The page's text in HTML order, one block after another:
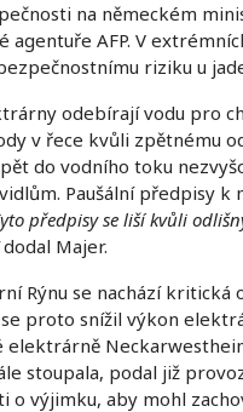
na německém
agentuře AFP. V
riziku u
odebírají vodu pro
v řece kvůli zpětnému
do vodního toku
Paušální předpisy
předpisy se liší kvůli
Majer.
Rýnu se nachází kritická
proto snížil výkon
elektrárně
stoupala, podal již
o výjimku, aby mohl